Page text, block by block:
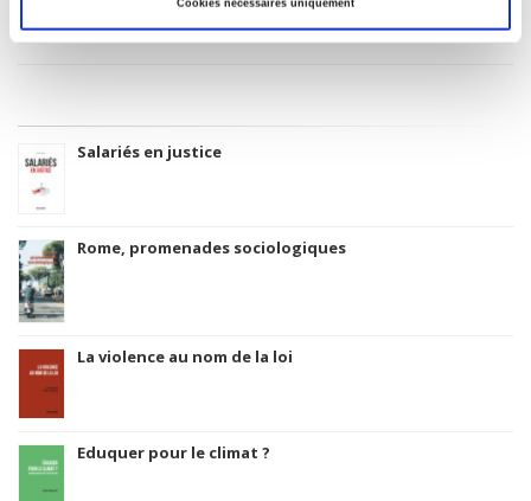
Cookies nécessaires uniquement
Classification thématique Thema: Politique et gouvernement
Salariés en justice
Rome, promenades sociologiques
La violence au nom de la loi
Eduquer pour le climat ?